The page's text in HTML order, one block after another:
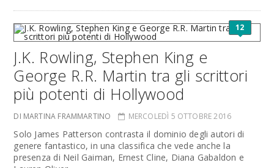
12
J.K. Rowling, Stephen King e
George R.R. Martin tra gli scrittori
più potenti di Hollywood
DI MARTINA FRAMMARTINO MERCOLEDÌ 5 OTTOBRE 2016
Solo James Patterson contrasta il dominio degli autori di
genere fantastico, in una classifica che vede anche la
presenza di Neil Gaiman, Ernest Cline, Diana Gabaldon e